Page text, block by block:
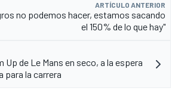
ARTÍCULO ANTERIOR
no podemos hacer, estamos sacando
el 150% de lo que hay"
Up de Le Mans en seco, a la espera
para la carrera